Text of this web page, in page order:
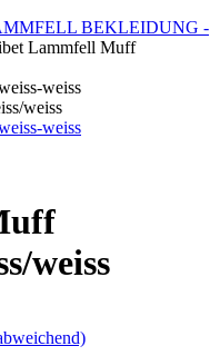
BEKLEIDUNG -
Lammfell Muff
weiss
weiss